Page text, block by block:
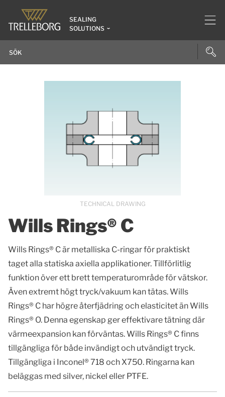
SEALING
SOLUTIONS
Wills Rings® C
Wills Rings® C är metalliska C-ringar för praktiskt
taget alla statiska axiella applikationer. Tillförlitlig
funktion över ett brett temperaturområde för vätskor.
Även extremt högt tryck/vakuum kan tätas. Wills
Rings® C har högre återfjädring och elasticitet än Wills
Rings® O. Denna egenskap ger effektivare tätning där
värmeexpansion kan förväntas. Wills Rings® C finns
tillgängliga för både invändigt och utvändigt tryck.
Tillgängliga i Inconel® 718 och X750. Ringarna kan
beläggas med silver, nickel eller PTFE.
TECHNICAL DRAWING